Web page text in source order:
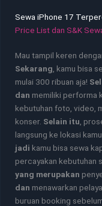
Sewa iPhone 17
Price List dan S&K
Mau tampil keren
Sekarang , kamu bisa
mulai 300 ribuan aja!
dan memiliki performa
kebutuhan foto, video,
konser. Selain itu ,
langsung ke lokasi
jadi kamu bisa sewa
percayakan kebutuhan
yang merupakan
dan menawarkan
buruan booking